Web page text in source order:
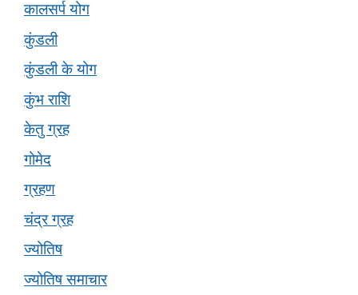
कालसर्प योग
कुंडली
कुंडली के योग
कुंभ राशि
केतु ग्रह
गोमेद
ग्रहण
चंद्र ग्रह
ज्योतिष
ज्योतिष समाचार